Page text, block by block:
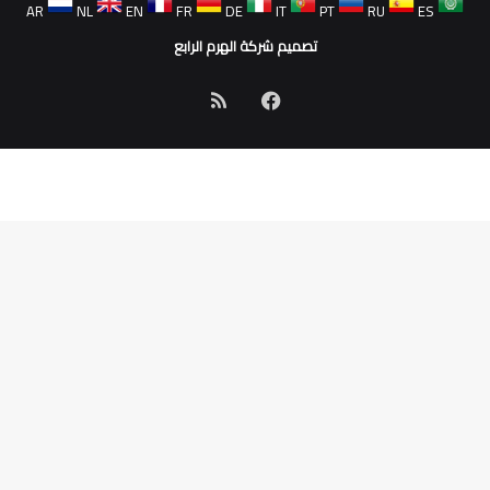
AR
NL EN FR DE IT PT RU
ES
تصميم شركة الهرم الرابع
فيسبوك
الموقع